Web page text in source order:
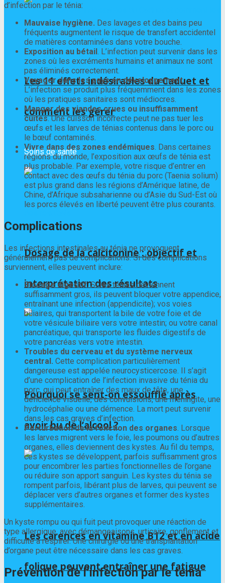
Les 11 effets indésirables du Caduet et
comment les gérer
Soins de santé
Dosage de la calcitonine : objectif et
interprétation des résultats
Pourquoi se sent-on essoufflé après
avoir bu de l’alcool ?
Les carences en vitamine B12 et en acide
folique peuvent entraîner une fatigue
d’infection par le ténia:
Mauvaise hygiène. Des lavages et des bains peu
fréquents augmentent le risque de transfert accidentel
de matières contaminées dans votre bouche.
Exposition au bétail. L’infection peut survenir dans les
zones où les excréments humains et animaux ne sont
pas éliminés correctement.
Voyager dans les pays en développement.
L’infection se produit plus fréquemment dans les zones
où les pratiques sanitaires sont médiocres.
Manger des viandes crues ou insuffisamment
cuites. Une cuisson incorrecte peut ne pas tuer les
œufs et les larves de ténias contenus dans le porc ou
le bœuf contaminés.
Vivre dans des zones endémiques. Dans certaines
régions du monde, l’exposition aux œufs de ténia est
plus probable. Par exemple, votre risque d’entrer en
contact avec des œufs du ténia du porc (Taenia solium)
est plus grand dans les régions d’Amérique latine, de
Chine, d’Afrique subsaharienne ou d’Asie du Sud-Est où
les porcs élevés en liberté peuvent être plus courants.
Complications
Les infections intestinales au ténia ne provoquent
généralement pas de complications. Si des complications
surviennent, elles peuvent inclure:
Blocage digestif. Si les ténias deviennent
suffisamment gros, ils peuvent bloquer votre appendice,
entraînant une infection (appendicite); vos voies
biliaires, qui transportent la bile de votre foie et de
votre vésicule biliaire vers votre intestin; ou votre canal
pancréatique, qui transporte les fluides digestifs de
votre pancréas vers votre intestin.
Troubles du cerveau et du système nerveux
central. Cette complication particulièrement
dangereuse est appelée neurocysticercose. Il s’agit
d’une complication de l’infection invasive du ténia du
porc, qui peut entraîner des maux de tête, une
déficience visuelle, des convulsions, une méningite, une
hydrocéphalie ou une démence. La mort peut survenir
dans les cas graves d’infection.
Perturbation de la fonction des organes. Lorsque
les larves migrent vers le foie, les poumons ou d’autres
organes, elles deviennent des kystes. Au fil du temps,
ces kystes se développent, parfois suffisamment gros
pour encombrer les parties fonctionnelles de l’organe
ou réduire son apport sanguin. Les kystes du ténia se
rompent parfois, libérant plus de larves, qui peuvent se
déplacer vers d’autres organes et former des kystes
supplémentaires.
Un kyste rompu ou qui fuit peut provoquer une réaction de
type allergique, avec démangeaisons, urticaire, gonflement et
difficulté à respirer. Une chirurgie ou une transplantation
d’organe peut être nécessaire dans les cas graves.
Prévention de l’infection par le ténia